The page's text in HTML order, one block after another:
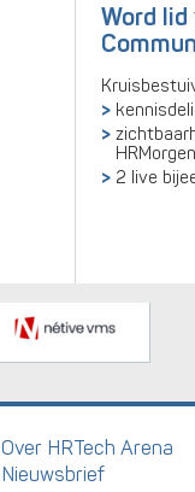
Word
2 live
Over HRTech Arena
Nieuwsbrief